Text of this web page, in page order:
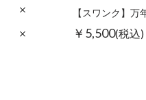
￥5,500(税込)